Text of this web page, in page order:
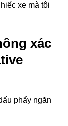
xe mà tôi
xác
phẩy ngăn